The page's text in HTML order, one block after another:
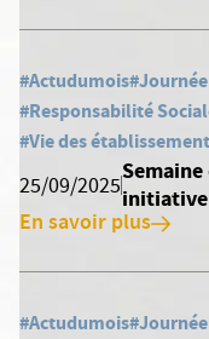
#Actudumois
#Responsabilité
#Vie des
25/09/2025initiative
En savoir plus
#Actudumois